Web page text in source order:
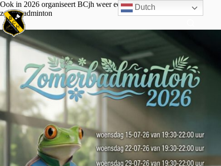
Ook in 2026 organiseert BCjh weer een aantal weken
zomerbadminton
Dutch